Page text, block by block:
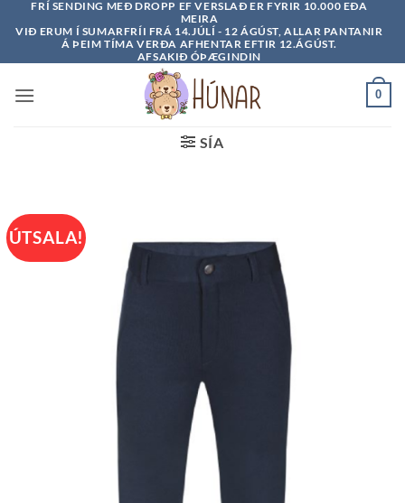
FRÍ SENDING MEÐ DROPP EF VERSLAÐ ER FYRIR 10.000 EÐA
MEIRA
VIÐ ERUM Í SUMARFRÍI FRÁ 14.JÚLÍ - 12 ÁGÚST, ALLAR PANTANIR
Á ÞEIM TÍMA VERÐA AFHENTAR EFTIR 12.ÁGÚST.
AFSAKIÐ ÓÞÆGINDIN
0
SÍA
ÚTSALA!